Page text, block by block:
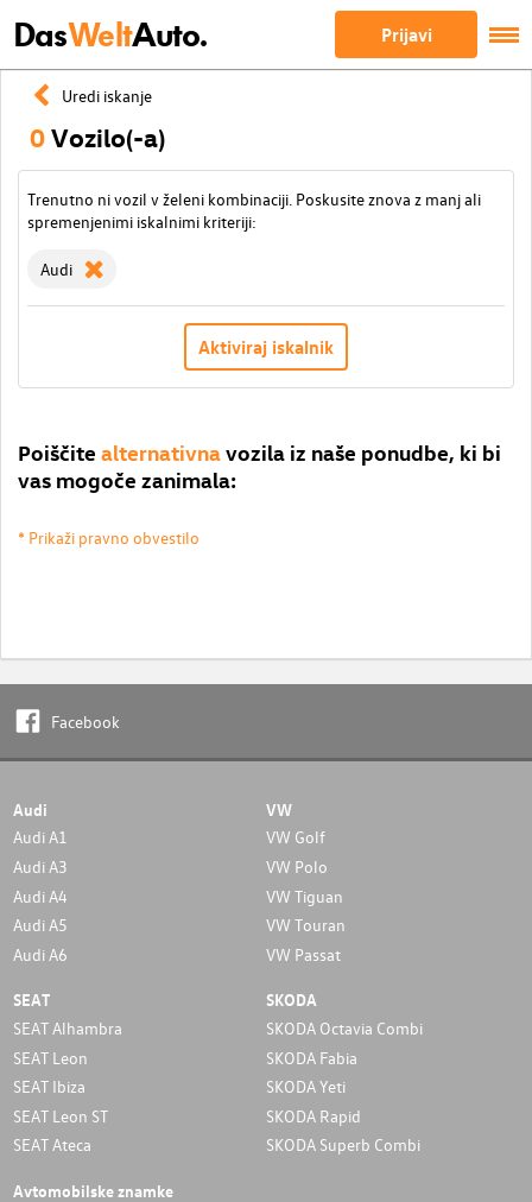
DasWeltAuto. Prijavi
Uredi iskanje
0Vozilo(-a)
Trenutno ni vozil v želeni kombinaciji. Poskusite znova z manj ali
spremenjenimi iskalnimi kriteriji:
Audi
Aktiviraj iskalnik
Poiščite alternativnavozila iz naše ponudbe, ki bi
vas mogoče zanimala:
* Prikaži pravno obvestilo
Facebook
Audi
Audi A1
Audi A3
Audi A4
Audi A5
Audi A6
VW
VW Golf
VW Polo
VW Tiguan
VW Touran
VW Passat
SEAT
SEAT Alhambra
SEAT Leon
SEAT Ibiza
SEAT Leon ST
SEAT Ateca
SKODA
SKODA Octavia Combi
SKODA Fabia
SKODA Yeti
SKODA Rapid
SKODA Superb Combi
Avtomobilske znamke